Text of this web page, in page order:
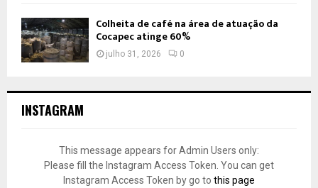
Colheita de café na área de atuação da
Cocapec atinge 60%
julho 31, 2026 0
INSTAGRAM
This message appears for Admin Users only:
Please fill the Instagram Access Token. You can get
Instagram Access Token by go to this page